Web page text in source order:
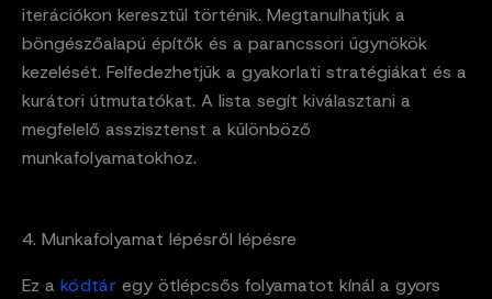
iterációkon keresztül történik. Megtanulhatjuk a
böngészőalapú építők és a parancssori ügynökök
kezelését. Felfedezhetjük a gyakorlati stratégiákat és a
kurátori útmutatókat. A lista segít kiválasztani a
megfelelő asszisztenst a különböző
munkafolyamatokhoz.
4. Munkafolyamat lépésről lépésre
Ez a kódtáregy ötlépcsős folyamatot kínál a gyors